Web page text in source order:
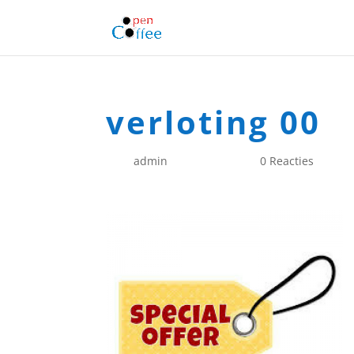
verloting 00
dooradmin |0 Reacties